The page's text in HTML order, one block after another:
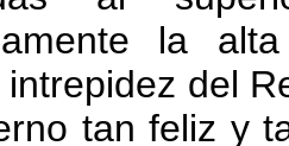
la
del
tan feliz y